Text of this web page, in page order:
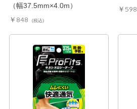
（幅37.5mm×4.0m）
￥848 (税込)
￥598